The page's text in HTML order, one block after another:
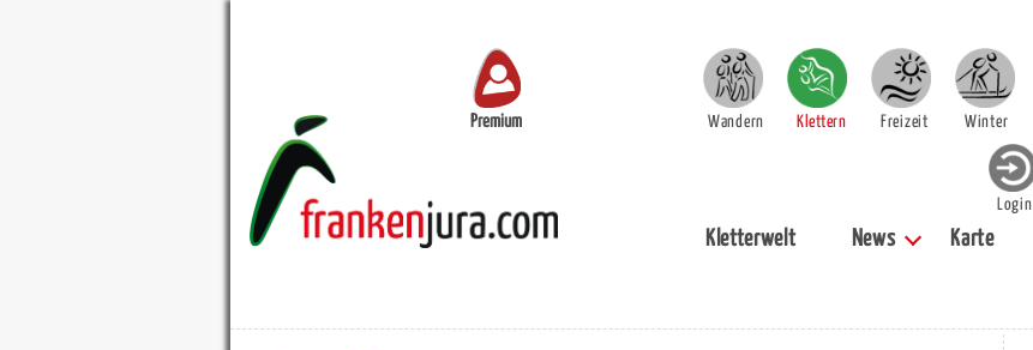
Premium Wandern Klettern Freizeit Winter
Login
Kletterwelt News Karte